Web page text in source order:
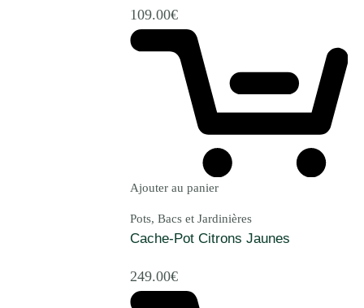
109.00€
Ajouter au panier
Pots, Bacs et Jardinières
Cache-Pot Citrons Jaunes
249.00€